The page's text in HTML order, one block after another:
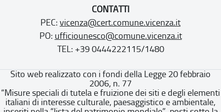
CONTATTI
PEC: vicenza@cert.comune.vicenza.it
PO: ufficiounesco@comune.vicenza.it
TEL: +39 0444222115/1480
Sito web realizzato con i fondi della Legge 20 febbraio
2006, n. 77
“Misure speciali di tutela e fruizione dei siti e degli elementi
italiani di interesse culturale, paesaggistico e ambientale,